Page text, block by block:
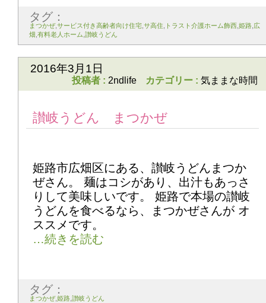
タグ：
まつかぜ,サービス付き高齢者向け住宅 サ高住 トラスト介護ホーム飾西 姫路 広
畑 有料老人ホーム 讃岐うどん
2016年3月1日
投稿者 : 2ndlife カテゴリー : 気ままな時間
讃岐うどん まつかぜ
姫路市広畑区にある、讃岐うどんまつか
ぜさん。 麺はコシがあり、出汁もあっさ
りして美味しいです。 姫路で本場の讃岐
うどんを食べるなら、まつかぜさんが オ
ススメです。
タグ：
まつかぜ,姫路 讃岐うどん